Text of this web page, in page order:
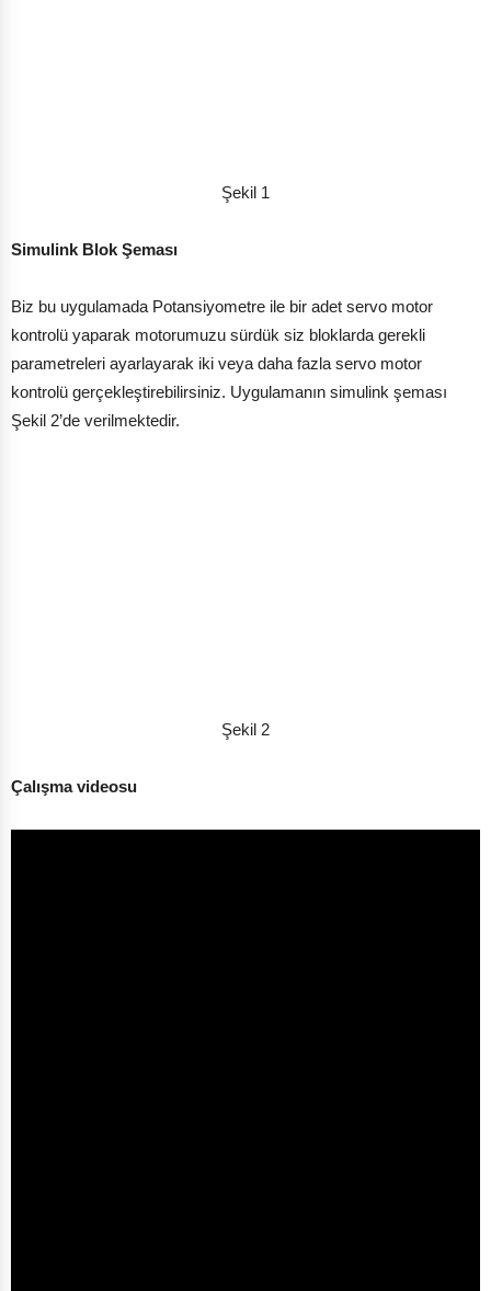
Şekil 1
Simulink Blok Şeması
Biz bu uygulamada Potansiyometre ile bir adet servo motor
kontrolü yaparak motorumuzu sürdük siz bloklarda gerekli
parametreleri ayarlayarak iki veya daha fazla servo motor
kontrolü gerçekleştirebilirsiniz. Uygulamanın simulink şeması
Şekil 2’de verilmektedir.
Şekil 2
Çalışma videosu